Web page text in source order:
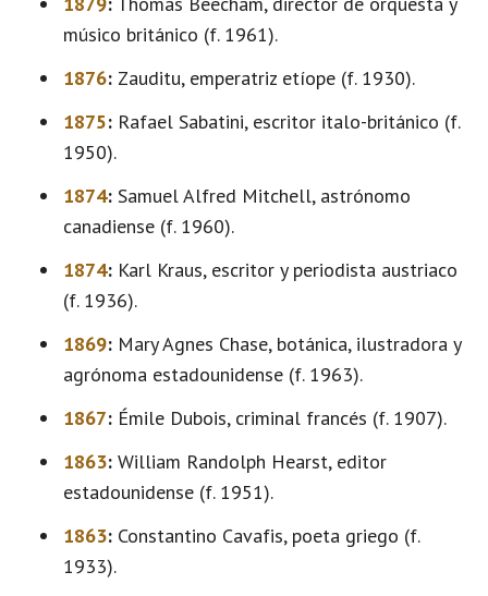
músico británico (f. 1961).
1876: Zauditu, emperatriz etíope (f. 1930).
1875: Rafael Sabatini, escritor italo-británico (f.
1950).
1874: Samuel Alfred Mitchell, astrónomo
canadiense (f. 1960).
1874: Karl Kraus, escritor y periodista austriaco
(f. 1936).
1869: Mary Agnes Chase, botánica, ilustradora y
agrónoma estadounidense (f. 1963).
1867: Émile Dubois, criminal francés (f. 1907).
1863: William Randolph Hearst, editor
estadounidense (f. 1951).
1863: Constantino Cavafis, poeta griego (f.
1933).